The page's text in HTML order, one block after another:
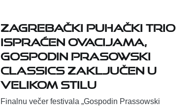
Zagrebački puhački trio
ispraćen ovacijama,
Gospodin Prasowski
Classics zaključen u
velikom stilu
Finalnu večer festivala „Gospodin Prassowski